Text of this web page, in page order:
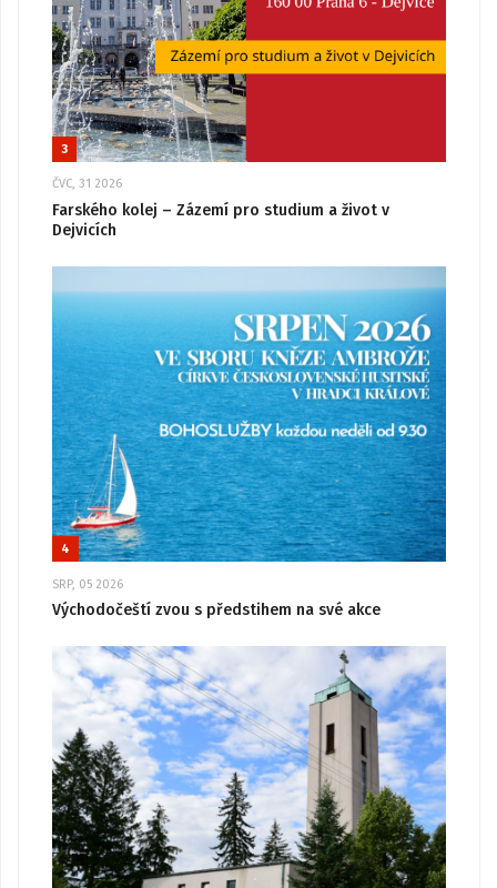
3
ČVC, 31 2026
Farského kolej – Zázemí pro studium a život v
Dejvicích
4
SRP, 05 2026
Východočeští zvou s předstihem na své akce